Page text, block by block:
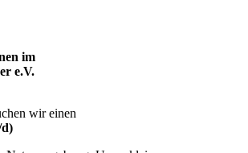
im
e.V.
wir einen